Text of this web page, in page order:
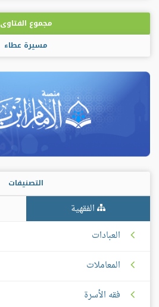
مجموع الفتاوى
مسيرة عطاء
التصنيفات
الفقهية
العبادات
المعاملات
فقه الأسرة